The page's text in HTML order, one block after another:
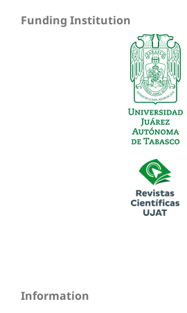
Funding Institution
Information